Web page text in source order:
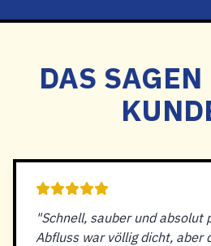
DAS
"Schnell, sauber und absolut
Abfluss war völlig dicht, aber